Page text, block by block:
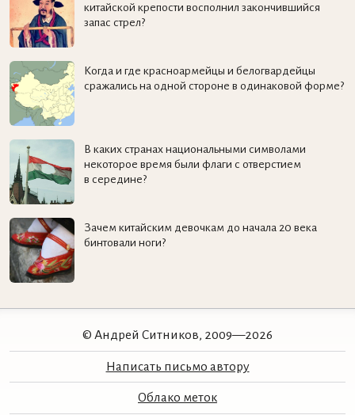
китайской крепости восполнил закончившийся
запас стрел?
Когда и где красноармейцы и белогвардейцы
сражались на одной стороне в одинаковой форме?
В каких странах национальными символами
некоторое время были флаги с отверстием
в середине?
Зачем китайским девочкам до начала 20 века
бинтовали ноги?
© Андрей Ситников, 2009—2026
Написать письмо автору
Облако меток